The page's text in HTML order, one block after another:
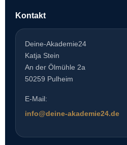
Kontakt
Deine-Akademie24
Katja Stein
An der Ölmühle 2a
50259 Pulheim
E-Mail:
info@deine-akademie24.de